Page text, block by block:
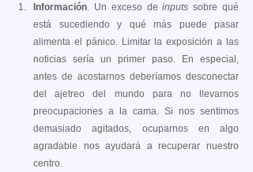
Información. Un exceso de inputs sobre qué
está sucediendo y qué más puede pasar
alimenta el pánico. Limitar la exposición a las
noticias sería un primer paso. En especial,
antes de acostarnos deberíamos desconectar
del ajetreo del mundo para no llevarnos
preocupaciones a la cama. Si nos sentimos
demasiado agitados, ocuparnos en algo
agradable nos ayudará a recuperar nuestro
centro.